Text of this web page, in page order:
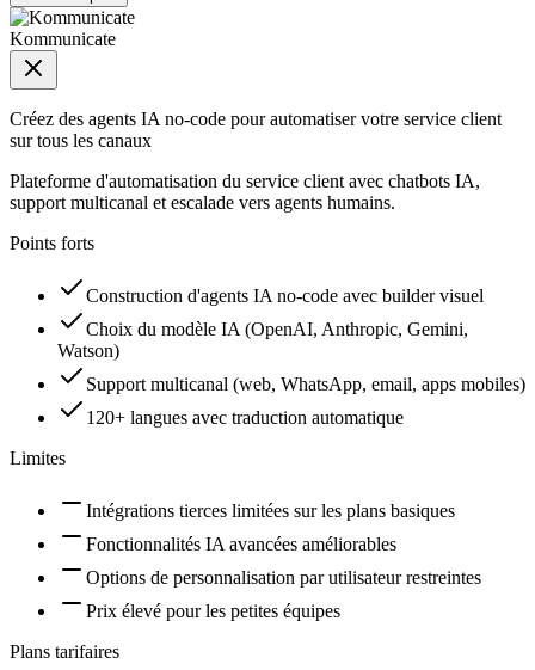
Kommunicate
Créez des agents IA no-code pour automatiser votre service client
sur tous les canaux
Plateforme d'automatisation du service client avec chatbots IA,
support multicanal et escalade vers agents humains.
Points forts
Construction d'agents IA no-code avec builder visuel
Choix du modèle IA (OpenAI, Anthropic, Gemini,
Watson)
Support multicanal (web, WhatsApp, email, apps mobiles)
120+ langues avec traduction automatique
Limites
Intégrations tierces limitées sur les plans basiques
Fonctionnalités IA avancées améliorables
Options de personnalisation par utilisateur restreintes
Prix élevé pour les petites équipes
Plans tarifaires